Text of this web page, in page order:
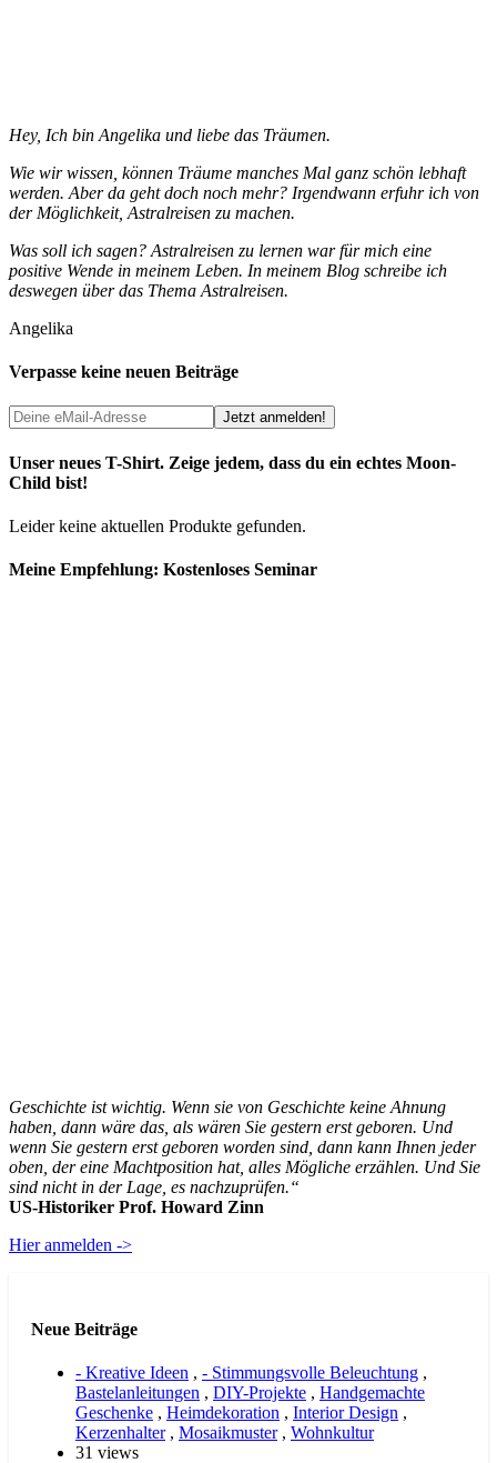
Hey, Ich bin Angelika und liebe das Träumen.
Wie wir wissen, können Träume manches Mal ganz schön lebhaft
werden. Aber da geht doch noch mehr? Irgendwann erfuhr ich von
der Möglichkeit, Astralreisen zu machen.
Was soll ich sagen? Astralreisen zu lernen war für mich eine
positive Wende in meinem Leben. In meinem Blog schreibe ich
deswegen über das Thema Astralreisen.
Angelika
Verpasse keine neuen Beiträge
Unser neues T-Shirt. Zeige jedem, dass du ein echtes Moon-
Child bist!
Leider keine aktuellen Produkte gefunden.
Meine Empfehlung: Kostenloses Seminar
Geschichte ist wichtig. Wenn sie von Geschichte keine Ahnung
haben, dann wäre das, als wären Sie gestern erst geboren. Und
wenn Sie gestern erst geboren worden sind, dann kann Ihnen jeder
oben, der eine Machtposition hat, alles Mögliche erzählen. Und Sie
sind nicht in der Lage, es nachzuprüfen.“
US-Historiker Prof. Howard Zinn
Hier anmelden ->
Neue Beiträge
- Kreative Ideen , - Stimmungsvolle Beleuchtung ,
Bastelanleitungen , DIY-Projekte , Handgemachte
Geschenke , Heimdekoration , Interior Design ,
Kerzenhalter, Mosaikmuster, Wohnkultur
31 views